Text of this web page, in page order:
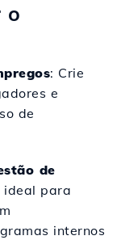
o
: Crie
e
de
de
ideal para
internos